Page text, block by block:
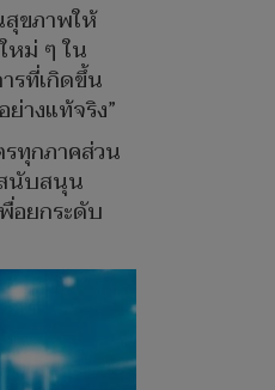
สุขภาพให้
หม่ ๆ ใน
รที่เกิดขึ้น
างแท้จริง”
ทุกภาคส่วน
นับสนุน
อยกระดับ